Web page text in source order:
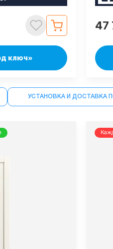
ключ»
47
УСТАНОВКА И ДОСТАВКА